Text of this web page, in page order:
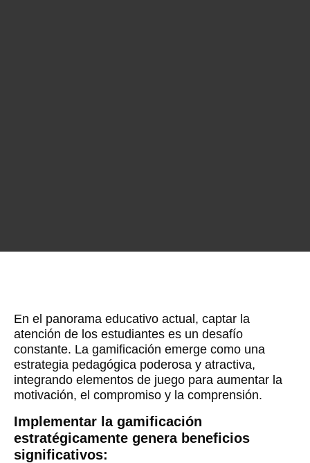
En el panorama educativo actual, captar la
atención de los estudiantes es un desafío
constante. La gamificación emerge como una
estrategia pedagógica poderosa y atractiva,
integrando elementos de juego para aumentar la
motivación, el compromiso y la comprensión.
Implementar la gamificación
estratégicamente genera beneficios
significativos: